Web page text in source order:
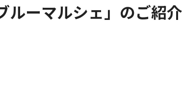
ルーマルシェ」のご紹介